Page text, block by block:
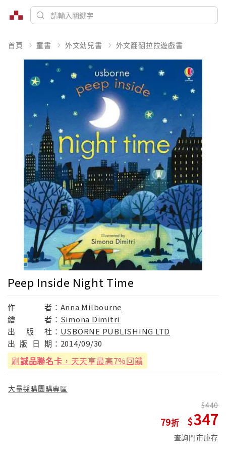
首頁 童書 外文幼兒書 外文翻翻拉拉遊戲書
Peep Inside Night Time
作 者： Anna Milbourne
繪
者： Simona Dimitri
出
版 社： USBORNE PUBLISHING LTD
出 版 日 期： 2014/09/30
刷誠品聯名卡 ，天天享最高7%回饋
大量採購團購專區
79
440
347
查詢門市庫存